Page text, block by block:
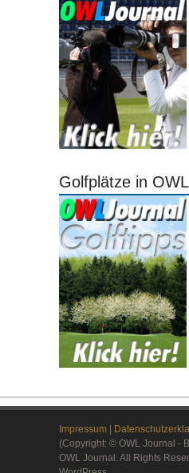
Golfplätze in OWL
Impressum
(Copyright: © OWL Journal -
OWL Journal. All Rights